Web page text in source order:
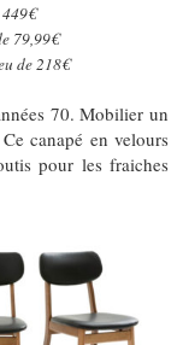
79,99€
de 218€
70. Mobilier un
canapé en velours
pour les fraiches